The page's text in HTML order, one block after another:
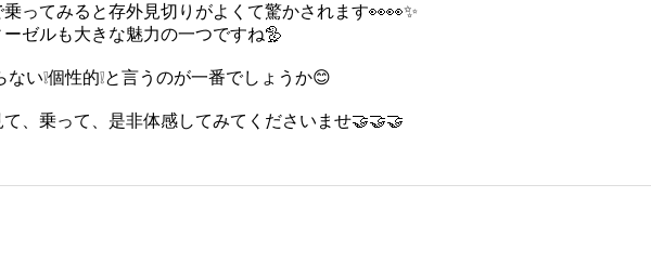
ってみると存外見切りがよくて驚かされます👀👀✨️
ゼルも大きな魅力の一つですね🦤
い❕️個性的❕️と言うのが一番でしょうか😊
、乗って、是非体感してみてくださいませ🤝🤝🤝